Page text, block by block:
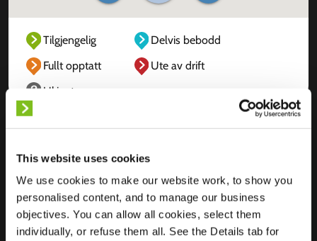
This website uses cookies
We use cookies to make our website work, to show you
personalised content, and to manage our business
objectives. You can allow all cookies, select them
individually, or refuse them all. See the Details tab for
Tilgjengelig
Delvis bebodd
Fullt opptatt
Ute av drift
Ukjent
Sted
Spreeuwstraat 2
4143 AH Leerdam
Nederland